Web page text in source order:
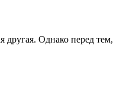
другая. Однако перед тем,